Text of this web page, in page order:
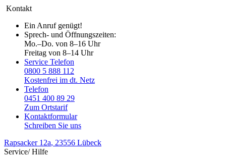
Kontakt
Ein Anruf genügt!
Sprech- und Öffnungszeiten:
Mo.–Do. von 8–16 Uhr
Freitag von 8–14 Uhr
Service Telefon
0800 5 888 112
Kostenfrei im dt. Netz
Telefon
0451 400 89 29
Zum Ortstarif
Kontaktformular
Schreiben Sie uns
Rapsacker 12a, 23556 Lübeck
Service/ Hilfe